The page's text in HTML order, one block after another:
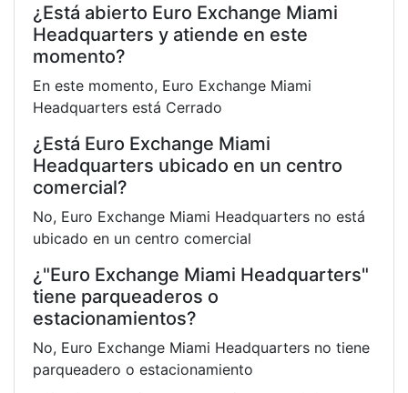
¿Está abierto Euro Exchange Miami
Headquarters y atiende en este
momento?
En este momento, Euro Exchange Miami
Headquarters está Cerrado
¿Está Euro Exchange Miami
Headquarters ubicado en un centro
comercial?
No, Euro Exchange Miami Headquarters no está
ubicado en un centro comercial
¿"Euro Exchange Miami Headquarters"
tiene parqueaderos o
estacionamientos?
No, Euro Exchange Miami Headquarters no tiene
parqueadero o estacionamiento